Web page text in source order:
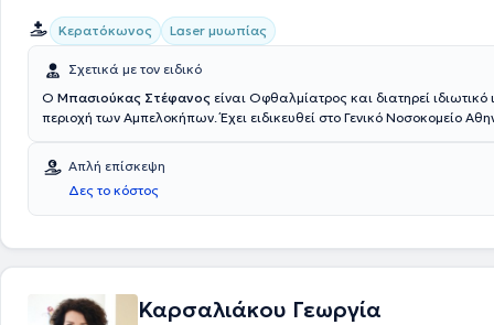
Κερατόκωνος Laser μυωπίας
Σχετικά με τον ειδικό
Ο Μπασιούκας Στέφανος είναι Οφθαλμίατρος και διατηρεί ιδιωτικό
περιοχή των Αμπελοκήπων. Έχει ειδικευθεί στο Γενικό Νοσοκομείο
Οφθαλμολογικό Κέντρο Orasis. Μέχρι και σήμερα συνεργάζεται με το
Οφθαλμολογικό Ινστιτούτο Αθηνών. Εξειδικεύεται στο Laser μυωπίας
χειρουργική καταρράκτη και κερατοειδούς, ενώ διαθέτει ιδιαίτερη
γλαύκωμα και την ωχρά κηλίδα. Στο ιατρείο του παρέχει πλήθος
Απλή επίσκεψη
Δες το κόστος
Καρσαλιάκου Γεωργία